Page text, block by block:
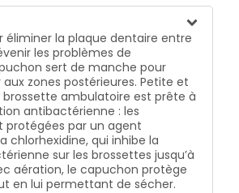
éliminer la plaque dentaire entre
les problèmes de
sert de manche pour
zones postérieures. Petite et
ambulatoire est prête à
antibactérienne : les
protégées par un agent
chlorhexidine, qui inhibe la
sur les brossettes jusqu’à
aération, le capuchon protège
en lui permettant de sécher.